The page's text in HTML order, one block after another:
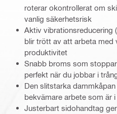
roterar okontrollerat om
vanlig säkerhetsrisk
Aktiv vibrationsreducering
blir trött av att arbeta
produktivitet
Snabb broms som
perfekt när du jobbar i
Den slitstarka
bekvämare arbete som är
Justerbart sidohandtag